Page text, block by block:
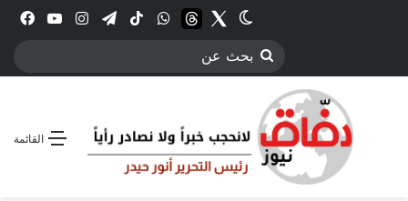
انستقرامتيلقرام‫TikTokواتسابthreadsTwitter
الوضع المظلم
بحث
القائمة